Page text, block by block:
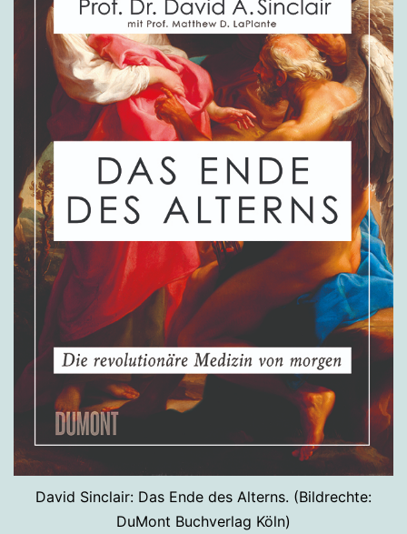
David Sinclair: Das Ende des Alterns. (Bildrechte:
DuMont Buchverlag Köln)